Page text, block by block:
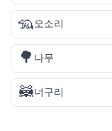
🦡오소리
🌳 나무
🦝너구리